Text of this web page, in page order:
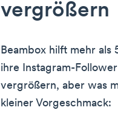
vergrößern
Beambox hilft mehr
ihre Instagram-
vergrößern, aber was
kleiner Vorgeschmack: